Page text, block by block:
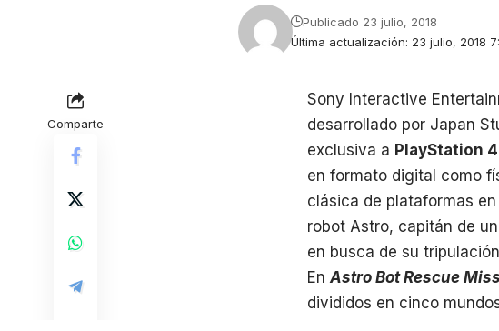
Última actualización: 23 julio, 2018
Publicado 23 julio, 2018
Comparte
Sony Interactive
desarrollado por Japan
exclusiva a PlayStation 4
en formato digital como
clásica de plataformas
robot Astro, capitán de
en busca de su
EnAstro Bot Rescue
divididos en cinco